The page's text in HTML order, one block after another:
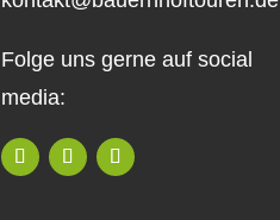
Folge uns gerne auf social
media: